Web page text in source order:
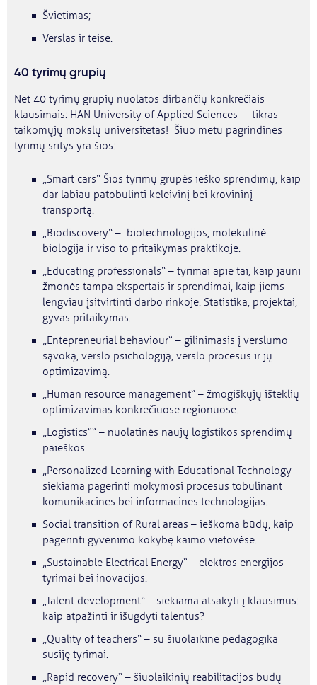
Švietimas;
Verslas ir teisė.
40 tyrimų grupių
Net 40 tyrimų grupių nuolatos dirbančių konkrečiais
klausimais: HAN University of Applied Sciences – tikras
taikomųjų mokslų universitetas! Šiuo metu pagrindinės
tyrimų sritys yra šios:
„Smart cars“ Šios tyrimų grupės ieško sprendimų, kaip
dar labiau patobulinti keleivinį bei krovininį
transportą.
„Biodiscovery“ – biotechnologijos, molekulinė
biologija ir viso to pritaikymas praktikoje.
„Educating professionals“ – tyrimai apie tai, kaip jauni
žmonės tampa ekspertais ir sprendimai, kaip jiems
lengviau įsitvirtinti darbo rinkoje. Statistika, projektai,
gyvas pritaikymas.
„Entepreneurial behaviour“ – gilinimasis į verslumo
sąvoką, verslo psichologiją, verslo procesus ir jų
optimizavimą.
„Human resource management“ – žmogiškųjų išteklių
optimizavimas konkrečiuose regionuose.
„Logistics““ – nuolatinės naujų logistikos sprendimų
paieškos.
„Personalized Learning with Educational Technology –
siekiama pagerinti mokymosi procesus tobulinant
komunikacines bei informacines technologijas.
Social transition of Rural areas – ieškoma būdų, kaip
pagerinti gyvenimo kokybę kaimo vietovėse.
„Sustainable Electrical Energy“ – elektros energijos
tyrimai bei inovacijos.
„Talent development“ – siekiama atsakyti į klausimus:
kaip atpažinti ir išugdyti talentus?
„Quality of teachers“ – su šiuolaikine pedagogika
susiję tyrimai.
„Rapid recovery“ – šiuolaikinių reabilitacijos būdų